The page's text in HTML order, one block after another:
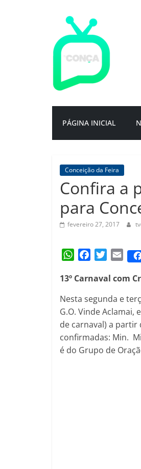
TV
Conça
portal
de
da
cidade
ternura
Por:
Isac
PÁGINA INICIAL
Conceição da Feira
Confira a
para
fevereiro 27, 2017
W
a
s
A
p
p
c
b
o
o
k
i
t
e
r
E
a
l
13º Carnaval com
Nesta segunda e
G.O. Vinde Aclamai,
de carnaval) a partir
confirmadas: Min.
é do Grupo de